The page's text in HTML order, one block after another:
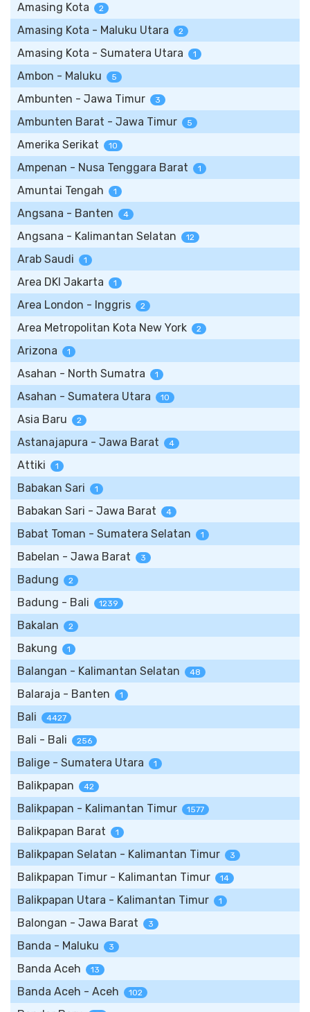
Amasing Kota 2
Amasing Kota - Maluku Utara 2
Amasing Kota - Sumatera Utara 1
Ambon - Maluku 5
Ambunten - Jawa Timur 3
Ambunten Barat - Jawa Timur 5
Amerika Serikat 10
Ampenan - Nusa Tenggara Barat 1
Amuntai Tengah 1
Angsana - Banten 4
Angsana - Kalimantan Selatan 12
Arab Saudi 1
Area DKI Jakarta 1
Area London - Inggris 2
Area Metropolitan Kota New York 2
Arizona 1
Asahan - North Sumatra 1
Asahan - Sumatera Utara 10
Asia Baru 2
Astanajapura - Jawa Barat 4
Attiki 1
Babakan Sari 1
Babakan Sari - Jawa Barat 4
Babat Toman - Sumatera Selatan 1
Babelan - Jawa Barat 3
Badung 2
Badung - Bali 1239
Bakalan 2
Bakung 1
Balangan - Kalimantan Selatan 48
Balaraja - Banten 1
Bali 4427
Bali - Bali 256
Balige - Sumatera Utara 1
Balikpapan 42
Balikpapan - Kalimantan Timur 1577
Balikpapan Barat 1
Balikpapan Selatan - Kalimantan Timur 3
Balikpapan Timur - Kalimantan Timur 14
Balikpapan Utara - Kalimantan Timur 1
Balongan - Jawa Barat 3
Banda - Maluku 3
Banda Aceh 13
Banda Aceh - Aceh 102